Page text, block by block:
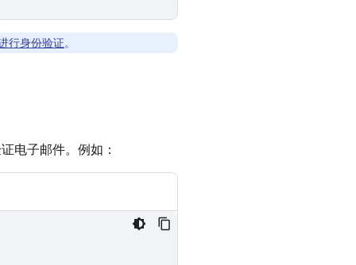
行身份验证。
电子邮件。例如：